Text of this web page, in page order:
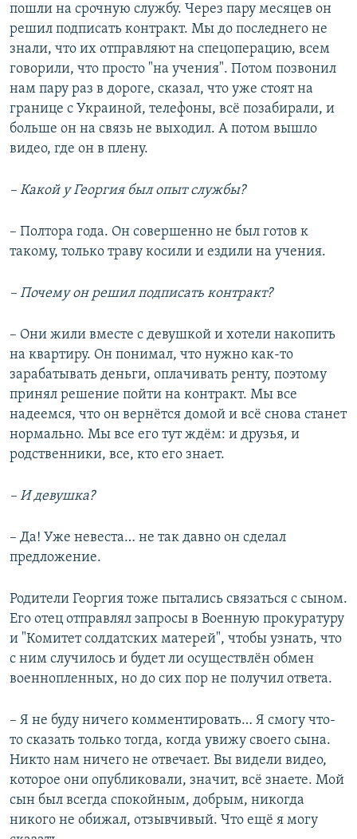
пошли на срочную службу. Через пару месяцев он
решил подписать контракт. Мы до последнего не
знали, что их отправляют на спецоперацию, всем
говорили, что просто "на учения". Потом позвонил
нам пару раз в дороге, сказал, что уже стоят на
границе с Украиной, телефоны, всё позабирали, и
больше он на связь не выходил. А потом вышло
видео, где он в плену.
– Какой у Георгия был опыт службы?
– Полтора года. Он совершенно не был готов к
такому, только траву косили и ездили на учения.
– Почему он решил подписать контракт?
– Они жили вместе с девушкой и хотели накопить
на квартиру. Он понимал, что нужно как-то
зарабатывать деньги, оплачивать ренту, поэтому
принял решение пойти на контракт. Мы все
надеемся, что он вернётся домой и всё снова станет
нормально. Мы все его тут ждём: и друзья, и
родственники, все, кто его знает.
– И девушка?
– Да! Уже невеста… не так давно он сделал
предложение.
Родители Георгия тоже пытались связаться с сыном.
Его отец отправлял запросы в Военную прокуратуру
и "Комитет солдатских матерей", чтобы узнать, что
с ним случилось и будет ли осуществлён обмен
военнопленных, но до сих пор не получил ответа.
– Я не буду ничего комментировать… Я смогу что-
то сказать только тогда, когда увижу своего сына.
Никто нам ничего не отвечает. Вы видели видео,
которое они опубликовали, значит, всё знаете. Мой
сын был всегда спокойным, добрым, никогда
никого не обижал, отзывчивый. Что ещё я могу